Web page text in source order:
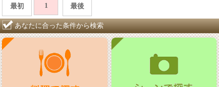
最初 1 最後
あなたに合った条件から検索